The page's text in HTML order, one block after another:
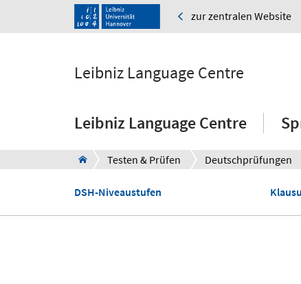
zur zentralen Website
Leibniz Language Centre
Leibniz Language Centre
Testen & Prüfen Deutschprüfungen
DSH-Niveaustufen